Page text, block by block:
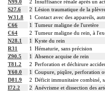
N99.0
2 Insuffisance rénale après un
S27.6
2 Lésion traumatique de la
W31.8
1 Contact avec des appareils,
C66
1 Tumeur maligne de l'uretère
C64
2 Tumeur maligne du rein, à
N28.1
1 Kyste du rein
R31
1 Hématurie, sans précision
Z90.5
1
Absence acquise de rein
T81.2
2 Perforation et déchirure
Y60.0
1 Coupure, piqûre, perforation
D81.9
2 Déficit immunitaire combiné,
I72.2
2 Anévrisme et dissection des